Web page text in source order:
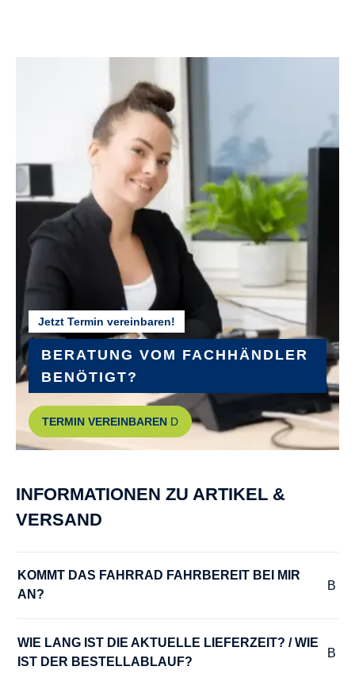
Pegasus DDM-22
GABEL :
SR Suntour NCX-32-E Air LO CTS
GEPÄCKTRÄGER :
MonkeyLoad Systemgepäckträger
GEWICHT :
29,71 kg
GRIFFE :
Ergon GP10-L/ GC10
10
Samox EC-58
Jetzt Termin vereinbaren!
BERATUNG VOM FACHHÄNDLER
BENÖTIGT?
TERMIN VEREINBAREN
INFORMATIONEN ZU ARTIKEL &
VERSAND
KOMMT DAS FAHRRAD FAHRBEREIT BEI MIR
AN?
WIE LANG IST DIE AKTUELLE LIEFERZEIT? / WIE
IST DER BESTELLABLAUF?